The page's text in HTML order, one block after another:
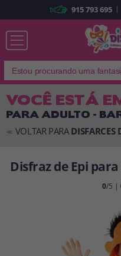
Já
Lembrar-me Esqueceu sua
É a
compras rapidamente em
pedidos e
915 793 695 |
VOCÊ ESTÁ
PARA ADULTO -
<< VOLTAR PARA DISFARCES
Disfraz de Epi
0/5 |